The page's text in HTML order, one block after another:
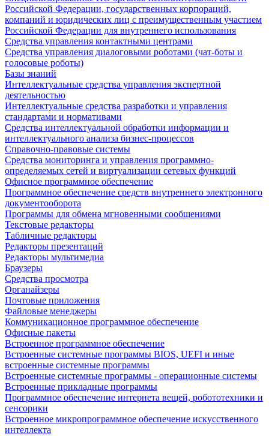
Российской Федерации, государственных корпораций,
компаний и юридических лиц с преимущественным участием
Российской Федерации для внутреннего использования
Средства управления контактными центрами
Средства управления диалоговыми роботами (чат-боты и
голосовые роботы)
Базы знаний
Интеллектуальные средства управления экспертной
деятельностью
Интеллектуальные средства разработки и управления
стандартами и нормативами
Средства интеллектуальной обработки информации и
интеллектуального анализа бизнес-процессов
Справочно-правовые системы
Средства мониторинга и управления программно-
определяемых сетей и виртуализации сетевых функций
Офисное программное обеспечение
Программное обеспечение средств внутреннего электронного
документооборота
Программы для обмена мгновенными сообщениями
Текстовые редакторы
Табличные редакторы
Редакторы презентаций
Редакторы мультимедиа
Браузеры
Средства просмотра
Органайзеры
Почтовые приложения
Файловые менеджеры
Коммуникационное программное обеспечение
Офисные пакеты
Встроенное программное обеспечение
Встроенные системные программы BIOS, UEFI и иные
встроенные системные программы
Встроенные системные программы - операционные системы
Встроенные прикладные программы
Программное обеспечение интернета вещей, робототехники и
сенсорики
Встроенное микропрограммное обеспечение искусственного
интеллекта